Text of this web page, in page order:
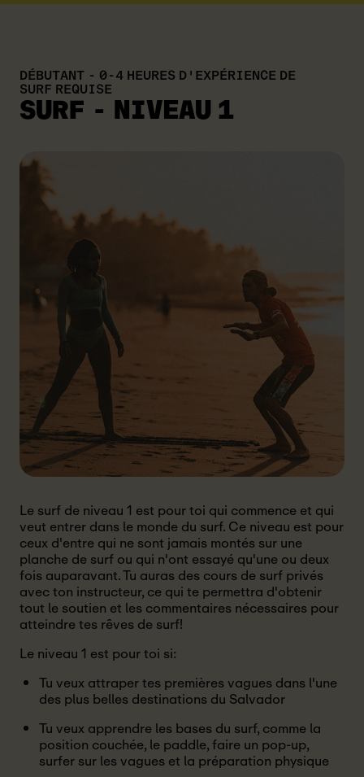
DÉBUTANT - 0-4 HEURES D'EXPÉRIENCE DE
SURF REQUISE
SURF - NIVEAU 1
Le surf de niveau 1 est pour toi qui commence et qui
veut entrer dans le monde du surf. Ce niveau est pour
ceux d'entre qui ne sont jamais montés sur une
planche de surf ou qui n'ont essayé qu'une ou deux
fois auparavant. Tu auras des cours de surf privés
avec ton instructeur, ce qui te permettra d'obtenir
tout le soutien et les commentaires nécessaires pour
atteindre tes rêves de surf!
Le niveau 1 est pour toi si:
Tu veux attraper tes premières vagues dans l'une
des plus belles destinations du Salvador
Tu veux apprendre les bases du surf, comme la
position couchée, le paddle, faire un pop-up,
surfer sur les vagues et la préparation physique